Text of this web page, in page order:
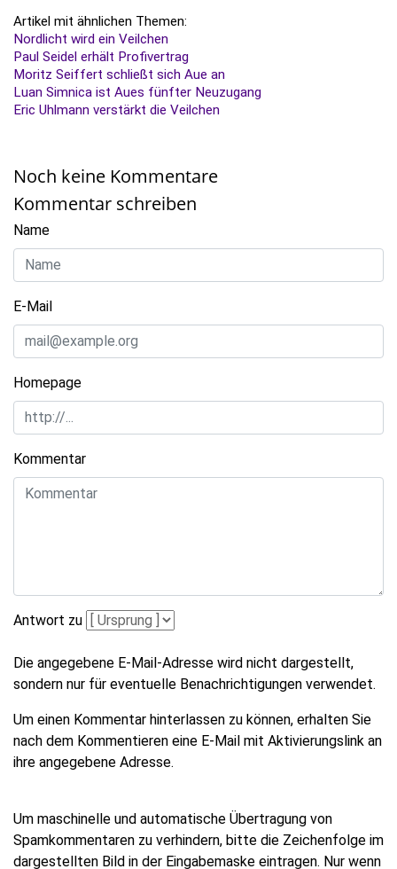
Artikel mit ähnlichen Themen:
Nordlicht wird ein Veilchen
Paul Seidel erhält Profivertrag
Moritz Seiffert schließt sich Aue an
Luan Simnica ist Aues fünfter Neuzugang
Eric Uhlmann verstärkt die Veilchen
Noch keine Kommentare
Kommentar schreiben
Name
E-Mail
Homepage
Kommentar
Antwort zu
Die angegebene E-Mail-Adresse wird nicht dargestellt,
sondern nur für eventuelle Benachrichtigungen verwendet.
Um einen Kommentar hinterlassen zu können, erhalten Sie
nach dem Kommentieren eine E-Mail mit Aktivierungslink an
ihre angegebene Adresse.
Um maschinelle und automatische Übertragung von
Spamkommentaren zu verhindern, bitte die Zeichenfolge im
dargestellten Bild in der Eingabemaske eintragen. Nur wenn